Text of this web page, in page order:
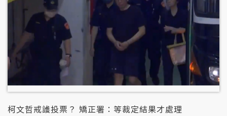
柯文哲戒護投票？ 矯正署：等裁定結果才處理